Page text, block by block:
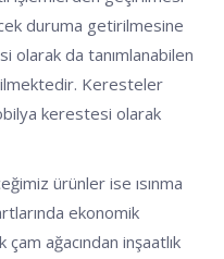
duruma getirilmesine
olarak da tanımlanabilen
Keresteler
kerestesi olarak
ürünler ise ısınma
ekonomik
ağacından inşaatlık